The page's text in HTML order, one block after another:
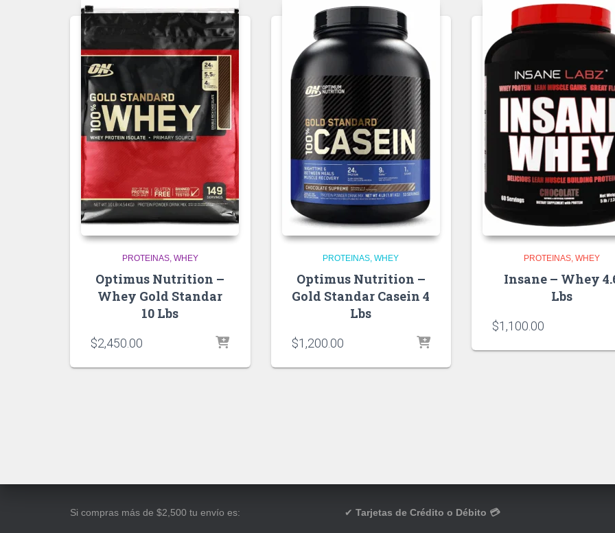
PROTEINAS WHEY
Optimus Nutrition –
Whey Gold Standar
10 Lbs
$2,450.00
PROTEINAS WHEY
Optimus Nutrition –
Gold Standar Casein 4
Lbs
$1,200.00
PROTEINAS WHEY
Insane – Whey
Lbs
$1,100.00
Si compras más de $2,500 tu envío es: ✔ Tarjetas de Crédito o Débito 💳